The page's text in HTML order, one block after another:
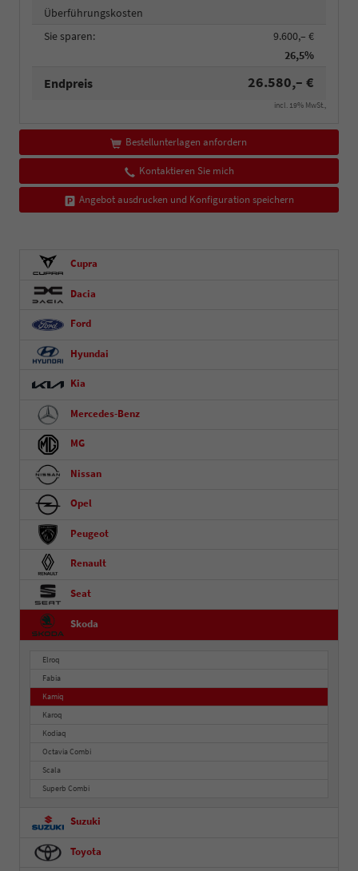
Überführungskosten
Sie sparen:
9.600,– €
26,5%
Endpreis 26.580,– €
incl. 19% MwSt.,
Bestellunterlagen anfordern
Kontaktieren Sie mich
Angebot ausdrucken und Konfiguration speichern
Cupra
Dacia
Ford
Hyundai
Kia
Mercedes-Benz
MG
Nissan
Opel
Peugeot
Renault
Seat
Skoda
Elroq
Fabia
Kamiq
Karoq
Kodiaq
Octavia Combi
Scala
Superb Combi
Suzuki
Toyota